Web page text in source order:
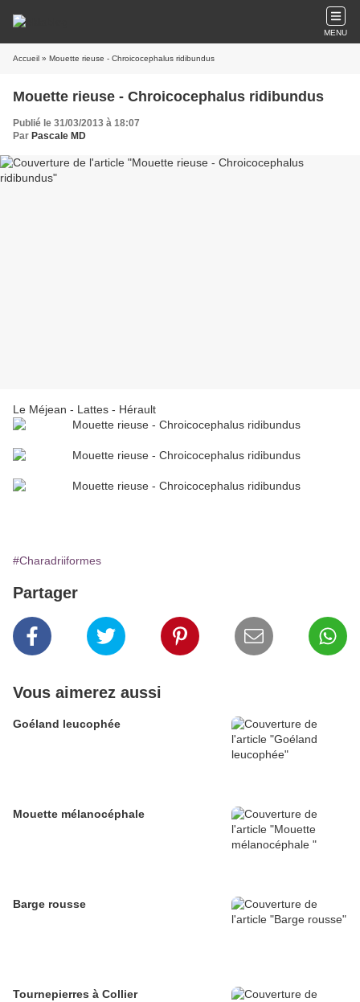
MENU
Accueil » Mouette rieuse - Chroicocephalus ridibundus
Mouette rieuse - Chroicocephalus ridibundus
Publié le 31/03/2013 à 18:07
Par Pascale MD
Le Méjean - Lattes - Hérault
#Charadriiformes
Partager
Vous aimerez aussi
Goéland leucophée
Mouette mélanocéphale
Barge rousse
Tournepierres à Collier